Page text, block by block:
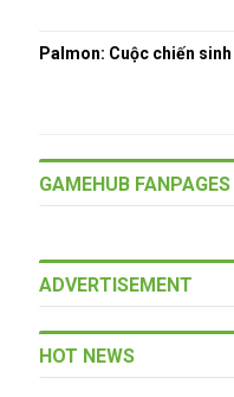
Palmon: Cuộc chiến sinh
GAMEHUB FANPAGES
ADVERTISEMENT
HOT NEWS